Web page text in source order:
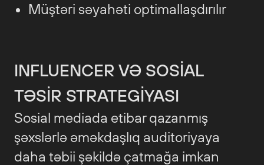
Müştəri səyahəti optimallaşdırılır
INFLUENCER VƏ SOSIAL
TƏSIR STRATEGIYASI
Sosial mediada etibar qazanmış
şəxslərlə əməkdaşlıq auditoriyaya
daha təbii şəkildə çatmağa imkan